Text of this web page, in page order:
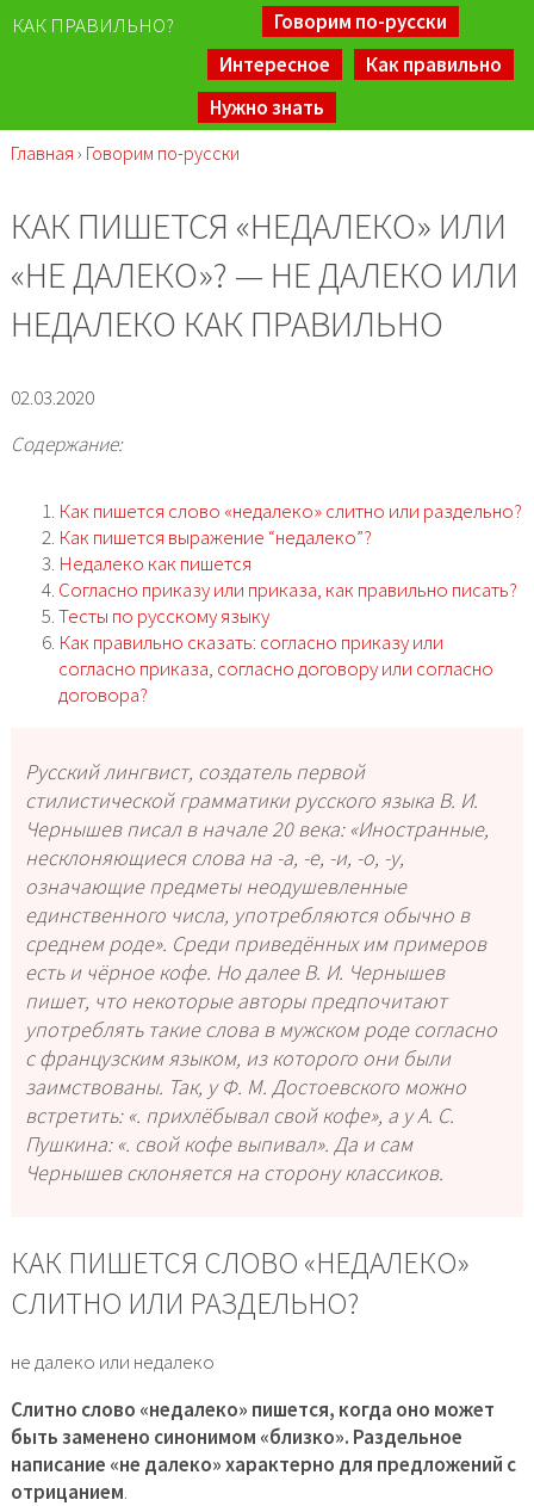
КАК ПРАВИЛЬНО?
Говорим по-русски
Интересное
Как правильно
Нужно знать
Главная › Говорим по-русски
КАК ПИШЕТСЯ «НЕДАЛЕКО» ИЛИ
«НЕ ДАЛЕКО»? — НЕ ДАЛЕКО ИЛИ
НЕДАЛЕКО КАК ПРАВИЛЬНО
02.03.2020
Содержание:
Как пишется слово «недалеко» слитно или раздельно?
Как пишется выражение “недалеко”?
Недалеко как пишется
Согласно приказу или приказа, как правильно писать?
Тесты по русскому языку
Как правильно сказать: согласно приказу или
согласно приказа, согласно договору или согласно
договора?
Русский лингвист, создатель первой
стилистической грамматики русского языка В. И.
Чернышев писал в начале 20 века: «Иностранные,
несклоняющиеся слова на -а, -е, -и, -о, -у,
означающие предметы неодушевленные
единственного числа, употребляются обычно в
среднем роде». Среди приведённых им примеров
есть и чёрное кофе. Но далее В. И. Чернышев
пишет, что некоторые авторы предпочитают
употреблять такие слова в мужском роде согласно
с французским языком, из которого они были
заимствованы. Так, у Ф. М. Достоевского можно
встретить: «. прихлёбывал свой кофе», а у А. С.
Пушкина: «. свой кофе выпивал». Да и сам
Чернышев склоняется на сторону классиков.
КАК ПИШЕТСЯ СЛОВО «НЕДАЛЕКО»
СЛИТНО ИЛИ РАЗДЕЛЬНО?
не далеко или недалеко
Слитно слово «недалеко» пишется, когда оно может
быть заменено синонимом «близко». Раздельное
написание «не далеко» характерно для предложений с
отрицанием.